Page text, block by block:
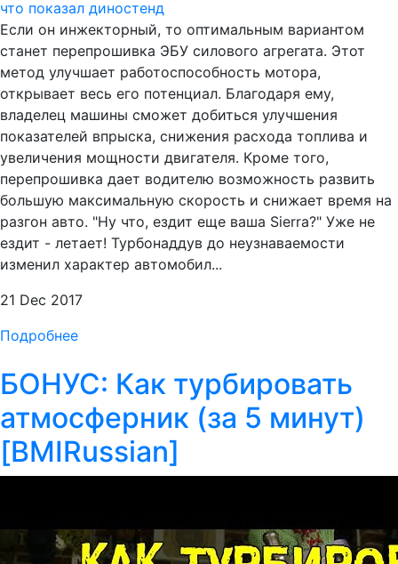
Если он инжекторный, то оптимальным вариантом
станет перепрошивка ЭБУ силового агрегата. Этот
метод улучшает работоспособность мотора,
открывает весь его потенциал. Благодаря ему,
владелец машины сможет добиться улучшения
показателей впрыска, снижения расхода топлива и
увеличения мощности двигателя. Кроме того,
перепрошивка дает водителю возможность развить
большую максимальную скорость и снижает время на
разгон авто. "Ну что, ездит еще ваша Sierra?" Уже не
ездит - летает! Турбонаддув до неузнаваемости
изменил характер автомобил...
21 Dec 2017
Подробнее
БОНУС: Как турбировать
атмосферник (за 5 минут)
[BMIRussian]